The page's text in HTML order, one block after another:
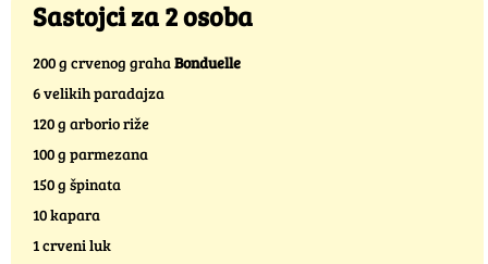
Sastojci za 2 osoba
200 g crvenog grahaBonduelle
6 velikih paradajza
120 g arborio riže
100 g parmezana
150 g špinata
10 kapara
1 crveni luk